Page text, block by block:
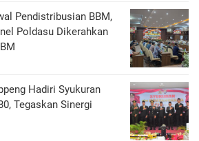
Pendistribusian BBM,
Poldasu Dikerahkan
Hadiri Syukuran
Tegaskan Sinergi